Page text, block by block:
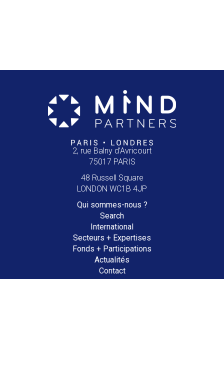
2, rue Balny d’Avricourt
75017 PARIS
48 Russell Square
LONDON WC1B 4JP
Qui sommes-nous ?
Search
International
Secteurs + Expertises
Fonds + Participations
Actualités
Contact